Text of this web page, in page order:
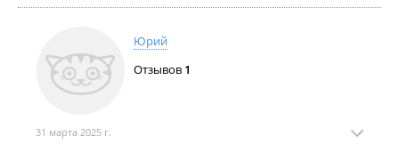
Юрий
Отзывов 1
31 марта 2025 г.